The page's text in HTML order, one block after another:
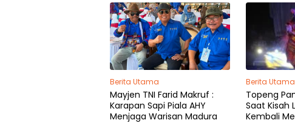
Berita Utama
Mayjen TNI Farid Makruf :
Karapan Sapi Piala AHY
Menjaga Warisan Madura
Berita Utama
Topeng
Saat Kisah
Kembali